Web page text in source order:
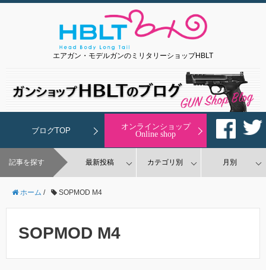
エアガン・モデルガンのミリタリーショップHBLT
ブログTOP
オンラインショップ
Online shop
記事を探す 最新投稿 カテゴリ別 月別
ホーム / SOPMOD M4
SOPMOD M4